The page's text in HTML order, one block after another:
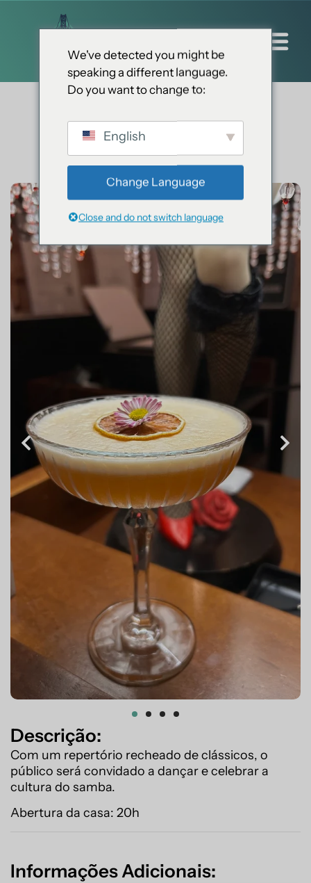
Descrição:
Com um repertório recheado de clássicos, o
público será convidado a dançar e celebrar a
cultura do samba.
Abertura da casa: 20h
Informações Adicionais:
We've detected you might be
speaking a different language.
Do you want to change to:
English
Change Language
Close and do not switch language